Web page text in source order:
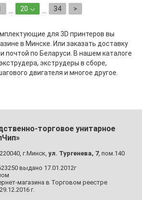
... 20 ... 34 >
для 3D принтеров вы
в Минске. Или заказать доставку
почтой по Беларуси. В нашем каталоге
экструдеры в сборе,
двигателя и многое другое.
торговое унитарное
г.Минск, ул. Тургенева, 7, пом.140
выдано 17.01.2012г
магазина в Торговом реестре
г.